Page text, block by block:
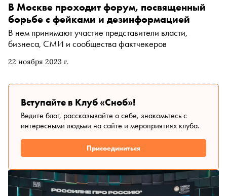
22 ноября 2023 г.
В Москве проходит форум, посвященный
борьбе с фейками и дезинформацией
В нем принимают участие представители власти,
бизнеса, СМИ и сообщества фактчекеров
Вступайте в Клуб «Сноб»!
Ведите блог, рассказывайте о себе, знакомьтесь с
интересными людьми на сайте и мероприятиях клуба.
Присоединиться